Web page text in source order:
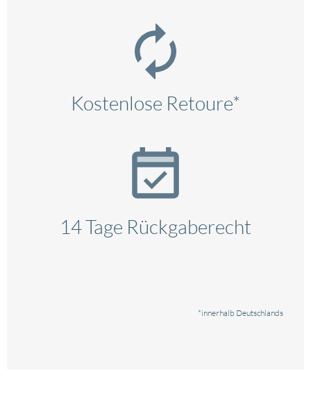
Kostenlose Retoure*
14 Tage Rückgaberecht
*innerhalb Deutschlands